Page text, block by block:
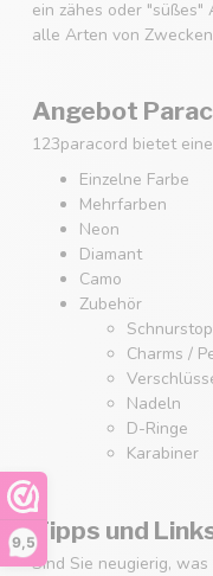
9,5
ein zähes oder
alle Arten von
Angebot
123paracord bietet
Einzelne Farbe
Mehrfarben
Neon
Diamant
Camo
Zubehör
Charms /
Nadeln
D-Ringe
Karabiner
Tipps und
Sind Sie neugierig, was